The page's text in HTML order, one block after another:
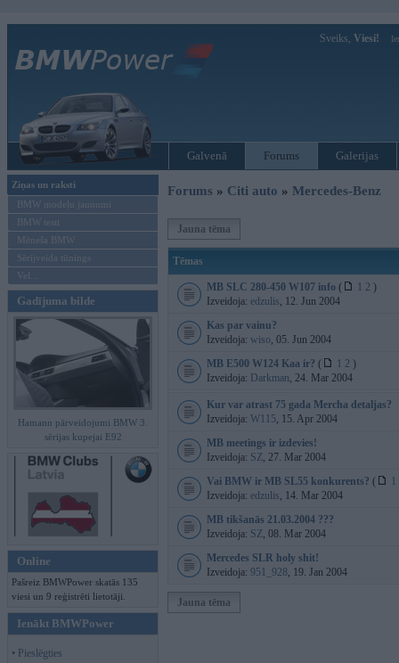
Sveiks, Viesi!
Galvenā Forums Galerijas
Ziņas un raksti
BMW modeļu jaunumi
BMW testi
Mēneša BMW
Sērijveida tūnings
Vel...
Gadījuma bilde
Hamann pārveidojumi BMW 3.
sērijas kupejai E92
Online
Pašreiz BMWPower skatās 135
viesi un 9 reģistrēti lietotāji.
Ienākt BMWPower
• Pieslēgties
Forums » Citi auto » Mercedes-Benz
Jauna tēma
Tēmas
MB SLC 280-450 W107 info ( 1 2 )
Izveidoja: edzulis, 12. Jun 2004
Kas par vainu?
Izveidoja: wiso, 05. Jun 2004
MB E500 W124 Kaa ir? ( 1 2 )
Izveidoja: Darkman, 24. Mar 2004
Kur var atrast 75 gada Mercha detaljas?
Izveidoja: W115, 15. Apr 2004
MB meetings ir izdevies!
Izveidoja: SZ, 27. Mar 2004
Vai BMW ir MB SL55 konkurents? (
1
Izveidoja: edzulis, 14. Mar 2004
MB tikšanās 21.03.2004 ???
Izveidoja: SZ, 08. Mar 2004
Mercedes SLR holy shit!
Izveidoja: 951_928, 19. Jan 2004
Jauna tēma